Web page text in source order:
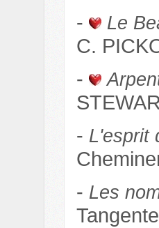
-
Le
C.
-
- L'esprit
- Les